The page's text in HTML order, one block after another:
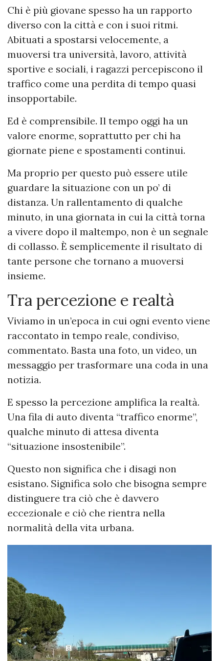
Chi è più giovane spesso ha un rapporto
diverso con la città e con i suoi ritmi.
Abituati a spostarsi velocemente, a
muoversi tra università, lavoro, attività
sportive e sociali, i ragazzi percepiscono il
traffico come una perdita di tempo quasi
insopportabile.
Ed è comprensibile. Il tempo oggi ha un
valore enorme, soprattutto per chi ha
giornate piene e spostamenti continui.
Ma proprio per questo può essere utile
guardare la situazione con un po’ di
distanza. Un rallentamento di qualche
minuto, in una giornata in cui la città torna
a vivere dopo il maltempo, non è un segnale
di collasso. È semplicemente il risultato di
tante persone che tornano a muoversi
insieme.
Tra percezione e realtà
Viviamo in un’epoca in cui ogni evento viene
raccontato in tempo reale, condiviso,
commentato. Basta una foto, un video, un
messaggio per trasformare una coda in una
notizia.
E spesso la percezione amplifica la realtà.
Una fila di auto diventa “traffico enorme”,
qualche minuto di attesa diventa
“situazione insostenibile”.
Questo non significa che i disagi non
esistano. Significa solo che bisogna sempre
distinguere tra ciò che è davvero
eccezionale e ciò che rientra nella
normalità della vita urbana.